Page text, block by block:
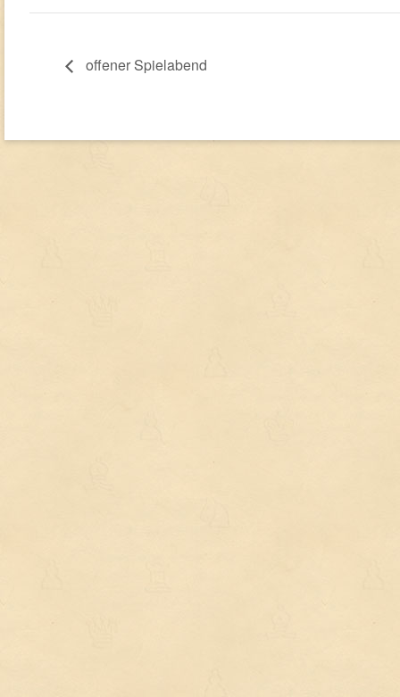
offener Spielabend